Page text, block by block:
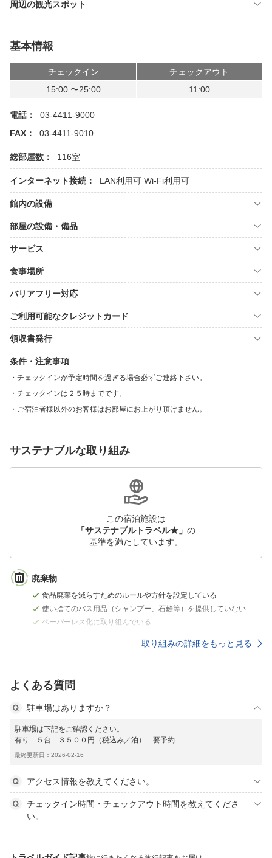
周辺の観光スポット
基本情報
チェックイン
チェックアウト
15:00 〜25:00
11:00
電話：
03-4411-9000
FAX：
03-4411-9010
総部屋数： 116室
インターネット接続： LAN利用可 Wi-Fi利用可
館内の設備
部屋の設備・備品
サービス
食事場所
バリアフリー対応
ご利用可能なクレジットカード
領収書発行
条件・注意事項
チェックインが予定時間を過ぎる場合必ずご連絡下さい。
チェックインは２５時までです。
ご宿泊者様以外のお客様はお部屋にお上がり頂けません。
サステナブルな取り組み
この宿泊施設は
「サステナブルトラベル★」 の
基準を満たしています。
廃棄物
食品廃棄を減らすためのルールや方針を設定している
使い捨てのバス用品（シャンプー、石鹸等）を提供していない
ペーパーレス化に取り組んでいる
取り組みの詳細をもっと見る
よくある質問
駐車場はありますか？
駐車場は下記をご確認ください。
有り ５台 ３５００円（税込み／泊） 要予約
最終更新日：2026-02-16
アクセス情報を教えてください。
チェックイン時間・チェックアウト時間を教えてくださ
い。